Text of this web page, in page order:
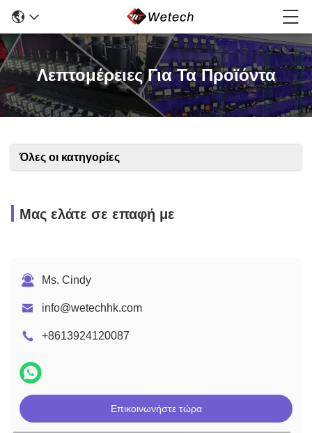
Λεπτομέρειες Για Τα Προϊόντα
Όλες οι κατηγορίες
Μας ελάτε σε επαφή με
Ms. Cindy
info@wetechhk.com
+8613924120087
Επικοινωνήστε τώρα